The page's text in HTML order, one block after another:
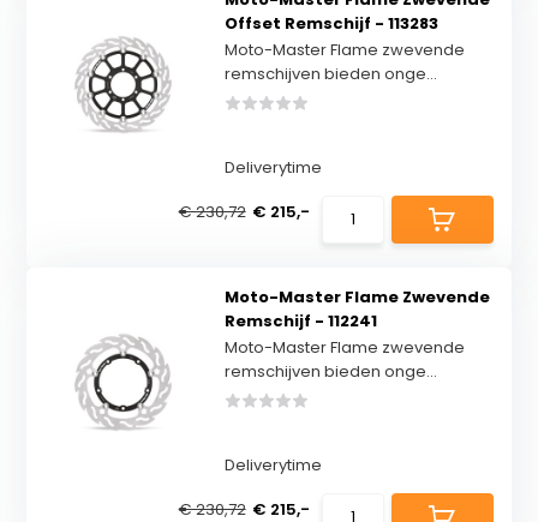
Offset Remschijf - 113283
Moto-Master Flame zwevende
remschijven bieden onge...
Deliverytime
€ 230,72 € 215,-
Moto-Master Flame Zwevende
Remschijf - 112241
Moto-Master Flame zwevende
remschijven bieden onge...
Deliverytime
€ 230,72 € 215,-